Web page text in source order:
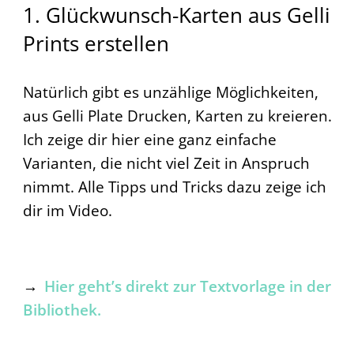
1. Glückwunsch-Karten aus Gelli
Prints erstellen
Natürlich gibt es unzählige Möglichkeiten,
aus Gelli Plate Drucken, Karten zu kreieren.
Ich zeige dir hier eine ganz einfache
Varianten, die nicht viel Zeit in Anspruch
nimmt. Alle Tipps und Tricks dazu zeige ich
dir im Video.
→ Hier geht’s direkt zur Textvorlage in der
Bibliothek.